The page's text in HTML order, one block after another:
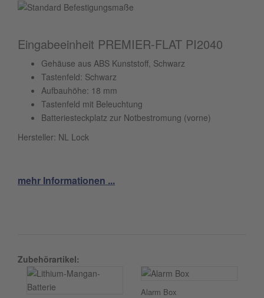
Eingabeeinheit PREMIER-FLAT PI2040
Gehäuse aus ABS Kunststoff, Schwarz
Tastenfeld: Schwarz
Aufbauhöhe: 18 mm
Tastenfeld mit Beleuchtung
Batteriesteckplatz zur Notbestromung (vorne)
Hersteller: NL Lock
mehr Informationen ...
Zubehörartikel:
Alarm Box